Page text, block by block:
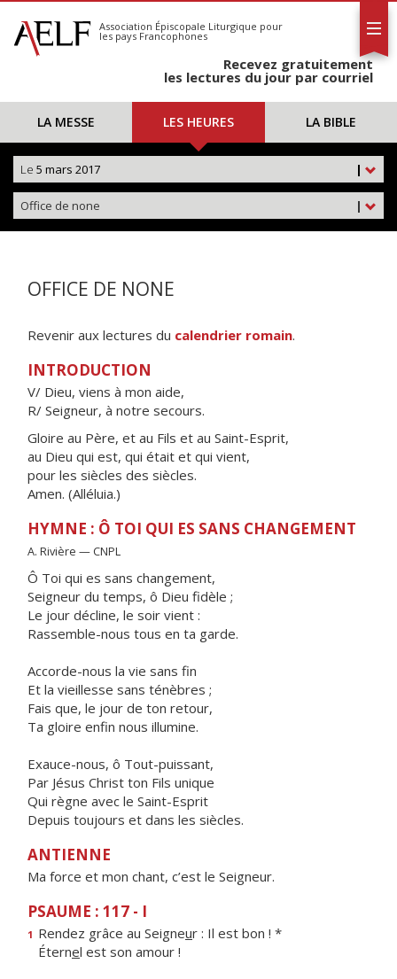
S'abonner
Calendrier
Association Épiscopale Liturgique pour
les pays Francophones
Recevez gratuitement
les lectures du jour par courriel
LA MESSE LES HEURES LA BIBLE
|
Le 5 mars 2017
|
Office de none
OFFICE DE NONE
Revenir aux lectures du calendrier romain.
INTRODUCTION
V/ Dieu, viens à mon aide,
R/ Seigneur, à notre secours.
Gloire au Père, et au Fils et au Saint-Esprit,
au Dieu qui est, qui était et qui vient,
pour les siècles des siècles.
Amen. (Alléluia.)
HYMNE : Ô TOI QUI ES SANS CHANGEMENT
A. Rivière — CNPL
Ô Toi qui es sans changement,
Seigneur du temps, ô Dieu fidèle ;
Le jour décline, le soir vient :
Rassemble-nous tous en ta garde.
Accorde-nous la vie sans fin
Et la vieillesse sans ténèbres ;
Fais que, le jour de ton retour,
Ta gloire enfin nous illumine.
Exauce-nous, ô Tout-puissant,
Par Jésus Christ ton Fils unique
Qui règne avec le Saint-Esprit
Depuis toujours et dans les siècles.
ANTIENNE
Ma force et mon chant, c’est le Seigneur.
PSAUME : 117 - I
1 Rendez grâce au Seigneur : Il est bon ! *
Éternel est son amour !